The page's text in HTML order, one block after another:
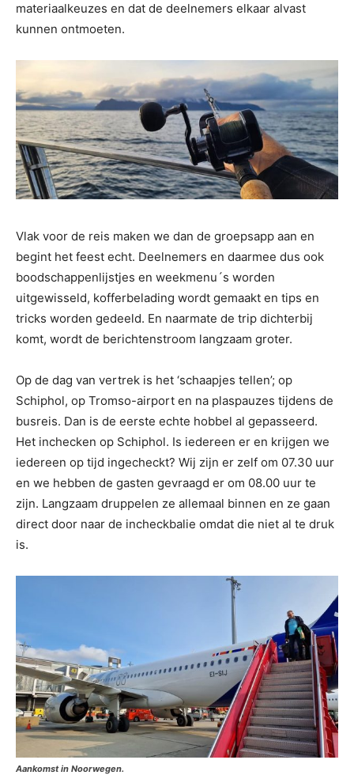
materiaalkeuzes en dat de deelnemers elkaar alvast
kunnen ontmoeten.
Vlak voor de reis maken we dan de groepsapp aan en
begint het feest echt. Deelnemers en daarmee dus ook
boodschappenlijstjes en weekmenu´s worden
uitgewisseld, kofferbelading wordt gemaakt en tips en
tricks worden gedeeld. En naarmate de trip dichterbij
komt, wordt de berichtenstroom langzaam groter.
Op de dag van vertrek is het ‘schaapjes tellen’; op
Schiphol, op Tromso-airport en na plaspauzes tijdens de
busreis. Dan is de eerste echte hobbel al gepasseerd.
Het inchecken op Schiphol. Is iedereen er en krijgen we
iedereen op tijd ingecheckt? Wij zijn er zelf om 07.30 uur
en we hebben de gasten gevraagd er om 08.00 uur te
zijn. Langzaam druppelen ze allemaal binnen en ze gaan
direct door naar de incheckbalie omdat die niet al te druk
is.
Aankomst in Noorwegen.